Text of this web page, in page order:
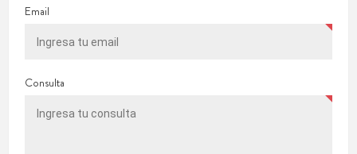
Email
Consulta